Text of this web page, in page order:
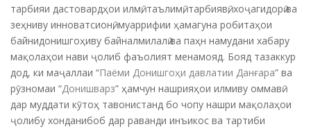
тарбияи дастовардҳои илмӣ, таълимӣ, тарбиявӣ, хоҷагидорӣ ва
зеҳниву инноватсионӣ, муаррифии ҳамагуна робитаҳои
байнидонишгоҳиву байналмилалӣ ва паҳн намудани хабару
мақолаҳои нави ҷолиб фаъолият менамояд. Бояд тазаккур
дод, ки маҷаллаи “Паёми Донишгоҳи давлатии Данғара” ва
рӯзномаи “Донишварз” ҳамчун нашрияҳои илмиву оммавӣ
дар муддати кӯтоҳ тавонистанд бо чопу нашри мақолаҳои
ҷолибу хонданибоб дар раванди инъикос ва тартиби